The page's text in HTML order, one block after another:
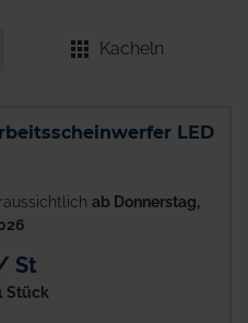
Kacheln
LED
ab Donnerstag,
St
Stück